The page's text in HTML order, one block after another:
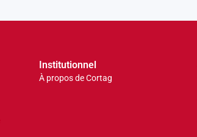
Institutionnel
À propos de Cortag